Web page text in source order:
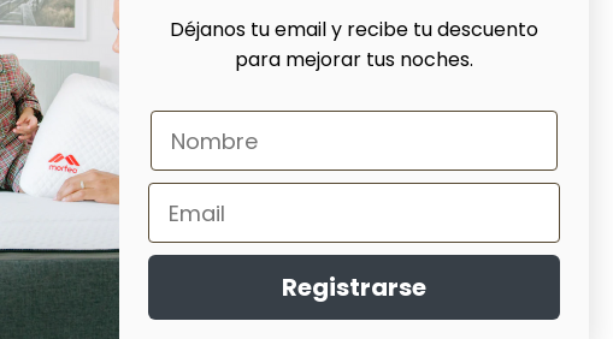
función real consiste en
dormitorio, sobre todo
en el
control de
prosperan mejor en
esas condiciones,
Déjanos tu email y recibe tu descuento
para mejorar tus noches.
Registrarse